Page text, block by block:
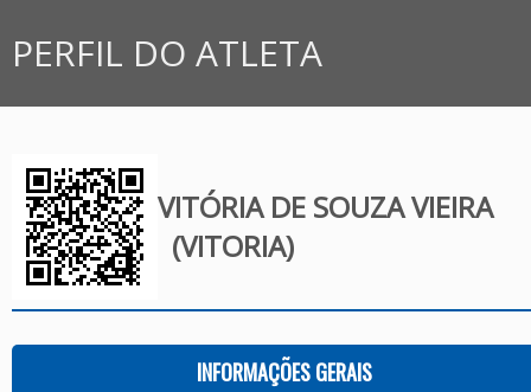
PERFIL DO ATLETA
VITÓRIA DE SOUZA VIEIRA
(VITORIA)
INFORMAÇÕES GERAIS